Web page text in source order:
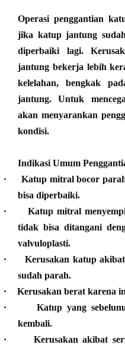
Operasi penggantian
jika katup jantung
diperbaiki lagi.
jantung bekerja lebih
kelelahan, bengkak
jantung. Untuk
akan menyarankan
kondisi.
Indikasi Umum
·
Katup mitral bocor
bisa diperbaiki.
·
Katup mitral
tidak bisa ditangani
valvuloplasti.
·
Kerusakan katup
sudah parah.
·
Kerusakan berat karena
·
Katup yang
kembali.
·
Kerusakan akibat